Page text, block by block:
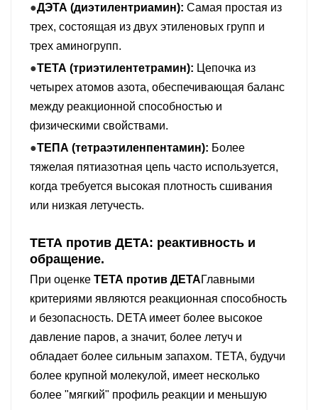
●ДЭТА (диэтилентриамин): Самая простая из
трех, состоящая из двух этиленовых групп и
трех аминогрупп.
●ТЕТА (триэтилентетрамин): Цепочка из
четырех атомов азота, обеспечивающая баланс
между реакционной способностью и
физическими свойствами.
●ТЕПА (тетраэтиленпентамин): Более
тяжелая пятиазотная цепь часто используется,
когда требуется высокая плотность сшивания
или низкая летучесть.
ТЕТА против ДЕТА: реактивность и
обращение.
При оценкеТЕТА против ДЕТАГлавными
критериями являются реакционная способность
и безопасность. DETA имеет более высокое
давление паров, а значит, более летуч и
обладает более сильным запахом. TETA, будучи
более крупной молекулой, имеет несколько
более "мягкий" профиль реакции и меньшую